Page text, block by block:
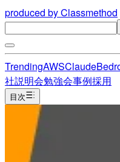
produced by Classmethod
TrendingAWSClaude
社説明会勉強会事例採用
目次